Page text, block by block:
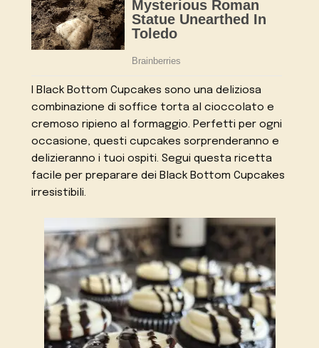
I Black Bottom Cupcakes sono una deliziosa
combinazione di soffice torta al cioccolato e
cremoso ripieno al formaggio. Perfetti per ogni
occasione, questi cupcakes sorprenderanno e
delizieranno i tuoi ospiti. Segui questa ricetta
facile per preparare dei Black Bottom Cupcakes
irresistibili.